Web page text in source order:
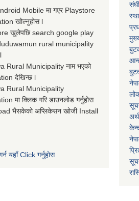
Mobile मा गएर Playstore
खोल्नुहोस l
खुलेपछि search google play
rural municipality
Rural Municipality नाम भएको
देखिन्छ l
Rural Municipality
मा क्लिक गरि डाउनलोड गर्नुहोस
भैसकेको अप्लिकेसन खोजी Install
यहाँ Click गर्नुहोस